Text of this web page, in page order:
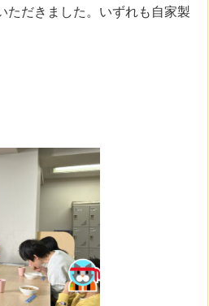
ただきました。いずれも自家製